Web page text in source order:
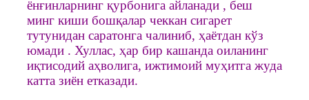
ёнғинларнинг қурбонига айланади , беш
минг киши бошқалар чеккан сигарет
тутунидан саратонга чалиниб, ҳаётдан кўз
юмади . Хуллас, ҳар бир кашанда оиланинг
иқтисодий аҳволига, ижтимоий муҳитга жуда
катта зиён етказади.